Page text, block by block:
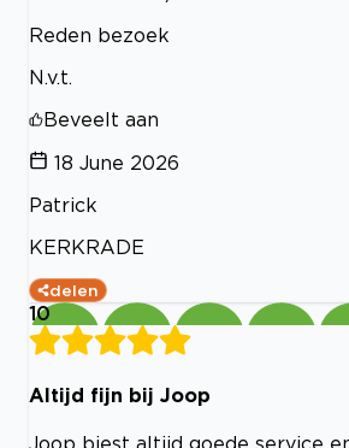
Reden bezoek
N.v.t.
Beveelt aan
18 June 2026
Patrick
KERKRADE
delen
10
Altijd fijn bij Joop
Joop biest altijd goede service